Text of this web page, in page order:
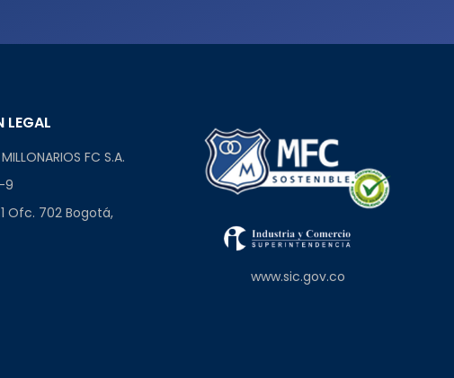
LEGAL
FC S.A.
9
Ofc. 702 Bogotá,
www.sic.gov.co